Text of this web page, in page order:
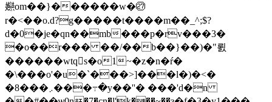
㜻om��}������w�㉗
r�<��o.d?g�����t����m��_^;$?
d�0�je�qn��mb���p�rv���3�
�o��r��� ��/��b��}��)�"뢼
������wtqs�o1~�z�n�ŕ�
�\���o'�u�`���>]���l�)�<�
�8���܇���߹�y��''� ���'d�n